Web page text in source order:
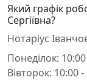
Який графік
Сергіївна?
Нотаріус
Понеділок:
Вівторок: 10:00